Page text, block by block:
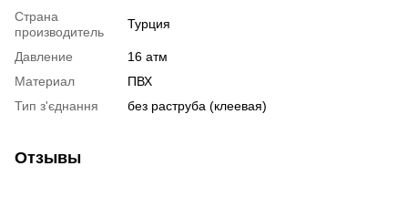
Страна
производитель
Турция
Давление
16 атм
Материал
ПВХ
Тип з'єднання
без раструба (клеевая)
Отзывы